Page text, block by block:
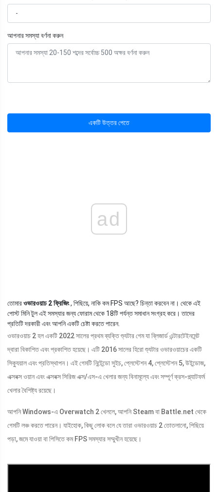
আপনার সমস্যা বর্ণনা করুন
একটি উত্তর পেতে
ad
তোমারওভারওয়াচ 2 ফ্রিজিং, পিছিয়ে, নাকি কম FPS আছে? চিন্তা করবেন না। থেকে এই
পোস্ট মিনি টুল এই সমস্যার জন্য ফোরাম থেকে 18টি পর্যন্ত সমাধান সংগ্রহ করে। তাদের
প্রতিটি দরকারী এবং আপনি একটি চেষ্টা করতে পারেন.
ওভারওয়াচ 2 হল একটি 2022 সালের প্রথম ব্যক্তি শ্যুটার গেম যা ব্লিজার্ড এন্টারটেইনমেন্ট
দ্বারা বিকাশিত এবং প্রকাশিত হয়েছে। এটি 2016 সালের হিরো শ্যুটার ওভারওয়াচের একটি
সিক্যুয়াল এবং প্রতিস্থাপন। এই গেমটি নিন্টেন্ডো সুইচ, প্লেস্টেশন 4, প্লেস্টেশন 5, উইন্ডোজ,
এক্সবক্স ওয়ান এবং এক্সবক্স সিরিজ এক্স/এস-এ খেলার জন্য বিনামূল্যে এবং সম্পূর্ণ ক্রস-প্ল্যাটফর্ম
খেলার বৈশিষ্ট্য রয়েছে।
আপনি Windows-এ Overwatch 2 খেললে, আপনি Steam বা Battle.net থেকে
গেমটি লঞ্চ করতে পারেন। যাইহোক, কিছু লোক বলে যে তারা ওভারওয়াচ 2 তোতলানো, পিছিয়ে
পড়া, জমে যাওয়া বা পিসিতে কম FPS সমস্যার সম্মুখীন হয়েছে।